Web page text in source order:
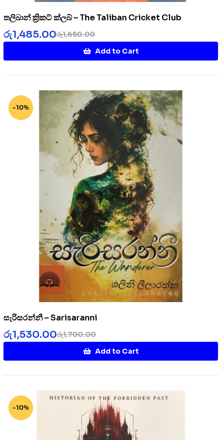
තලිබාන් ක්‍රිකට් ක්ලබ් – The Taliban Cricket Club
රු1,650.00
රු1,485.00
Add to Cart
-10%
සැරිසරන්නී – Sarisaranni
රු1,700.00
රු1,530.00
Add to Cart
-10%